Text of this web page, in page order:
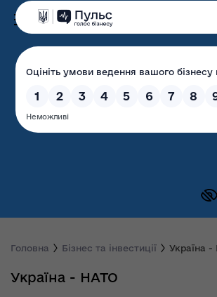
Волинська
державна
Головна Бізнес та інвестиції Україна -
Україна - НАТО